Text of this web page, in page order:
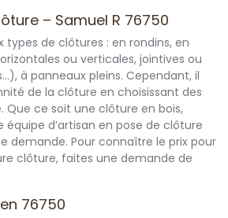
– Samuel R 76750
types de clôtures : en rondins, en
ou verticales, jointives ou
à panneaux pleins. Cependant, il
de la clôture en choisissant des
Que ce soit une clôture en bois,
équipe d’artisan en pose de clôture
demande. Pour connaître le prix pour
clôture, faites une demande de
76750